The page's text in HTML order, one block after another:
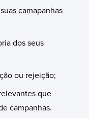
camapanhas
dos seus
ou rejeição;
que
campanhas.